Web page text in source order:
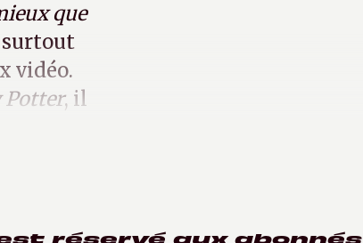
que
vidéo.
, il
réservé aux abonnés